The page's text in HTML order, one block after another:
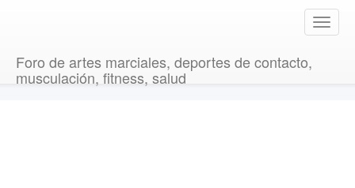
T
o
Foro de artes marciales, deportes de contacto,
musculación, fitness, salud